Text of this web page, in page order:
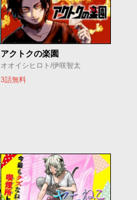
アクトクの楽園
オオイシヒロト/伊咲智太
3話無料